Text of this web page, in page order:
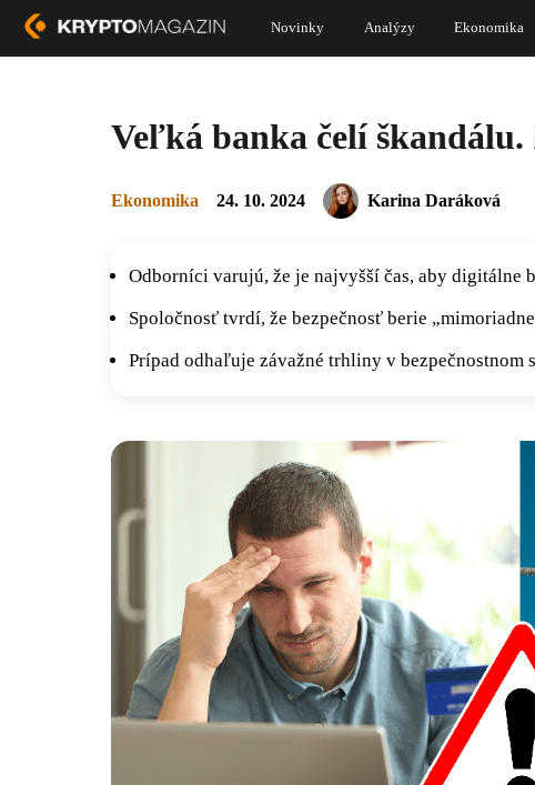
Novinky Analýzy Ekonomika
Veľká banka čelí
Ekonomika 24. 10. 2024 Karina Daráková
Odborníci varujú, že je najvyšší čas, aby digitálne
Spoločnosť tvrdí, že bezpečnosť berie
Prípad odhaľuje závažné trhliny v bezpečnostnom